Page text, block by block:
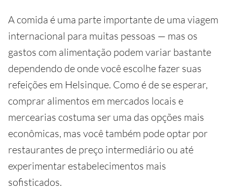
A comida é uma parte importante de uma viagem
internacional para muitas pessoas — mas os
gastos com alimentação podem variar bastante
dependendo de onde você escolhe fazer suas
refeições em Helsinque. Como é de se esperar,
comprar alimentos em mercados locais e
mercearias costuma ser uma das opções mais
econômicas, mas você também pode optar por
restaurantes de preço intermediário ou até
experimentar estabelecimentos mais
sofisticados.